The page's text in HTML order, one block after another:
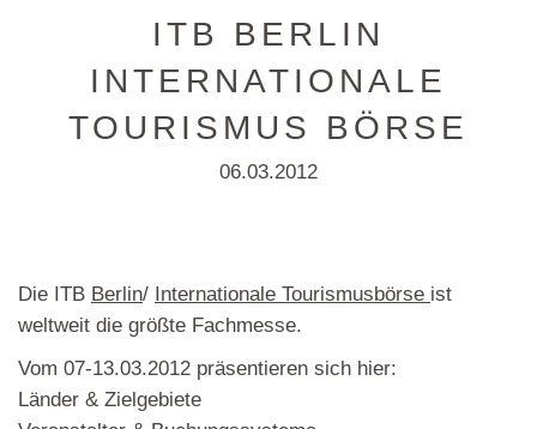
ITB BERLIN
INTERNATIONALE
TOURISMUS BÖRSE
06.03.2012
Die ITB Berlin/ Internationale Tourismusbörse ist
weltweit die größte Fachmesse.
Vom 07-13.03.2012 präsentieren sich hier:
Länder & Zielgebiete